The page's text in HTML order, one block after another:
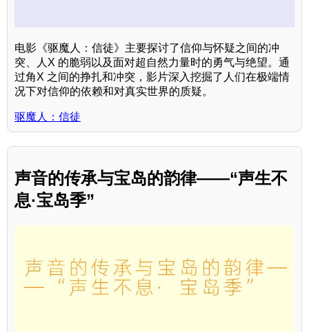
电影《驱魔人：信徒》主要探讨了信仰与怀疑之间的冲
突、人X 的脆弱以及面对超自然力量时的勇气与绝望。通
过角X 之间的挣扎和冲突，影片深入挖掘了人们在极端情
况下对信仰的依赖和对真实世界的质疑。
驱魔人：信徒
声音的传承与宝岛的韵律——“声生不
息·宝岛季”